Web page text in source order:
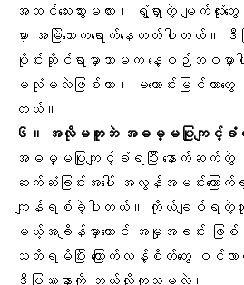
အထင်သေးသွားမလား၊ ရွံရှာတဲ့ မျက်လုံး
မှာ အမြဲသောကရောက်နေတတ်ပါတယ်။
ပိုင်းဆိုင်ရာမှာသာမက နေ့စဉ်ဘဝမှ
မလုံမလဲဖြစ်တာ၊ မကောင်းမြင်တာတွေ
တယ်။
၆။ အလိုမတူဘဲ အဓမ္မပြုကျင့်ခံရ
အဓမ္မပြုကျင့်ခံရပြီး နောက်ဆက်
ဆက်ဆံခြင်းအပေါ် အလွန်အမင်းကြော
ကျန်ရစ်ခဲ့ပါတယ်။ ကိုယ်ချစ်ရတဲ့
မယ့်အချိန်မှာတောင် အမှုအခင်း ဖြ
သတိရမိပြီး ကြောက်လန့်စိတ်တွေ ဝင်
ဒီပြဿနာကို ဘယ်လိုကုသမလဲ။